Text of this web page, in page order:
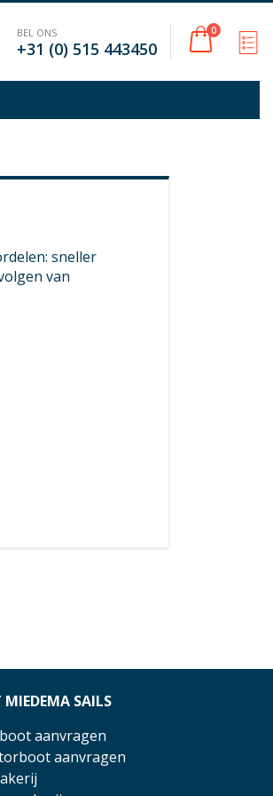
Cart
0
BEL ONS
+31 (0) 515 443450
sneller
van
SAILS
aanvragen
aanvragen